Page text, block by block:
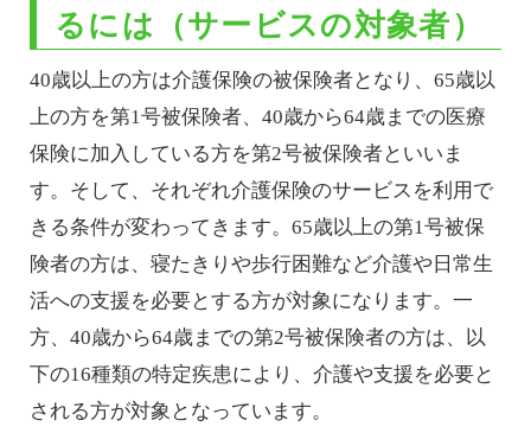
るには（サービスの対象者）
40歳以上の方は介護保険の被保険者となり、65歳以
上の方を第1号被保険者、40歳から64歳までの医療
保険に加入している方を第2号被保険者といいま
す。そして、それぞれ介護保険のサービスを利用で
きる条件が変わってきます。65歳以上の第1号被保
険者の方は、寝たきりや歩行困難など介護や日常生
活への支援を必要とする方が対象になります。一
方、40歳から64歳までの第2号被保険者の方は、以
下の16種類の特定疾患により、介護や支援を必要と
される方が対象となっています。